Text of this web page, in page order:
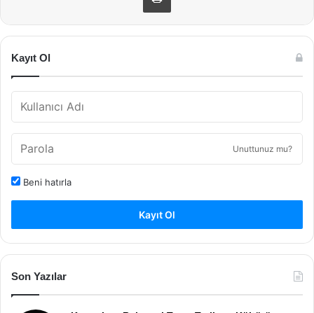
Kayıt Ol
Unuttunuz mu?
Beni hatırla
Kayıt Ol
Son Yazılar